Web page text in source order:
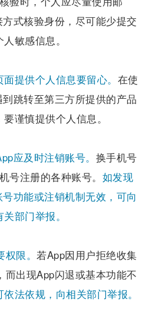
方式核验身份，尽可能少提交
人敏感信息。
提供个人信息要留心。 在使
跳转至第三方所提供的产品
谨慎提供个人信息。
应及时注销账号。 换手机号
号注册的各种账号。 如发现
功能或注销机制无效，可向
关部门举报。
限。 若App因用户拒绝收集
而出现App闪退或基本功能不
依法依规，向相关部门举报。